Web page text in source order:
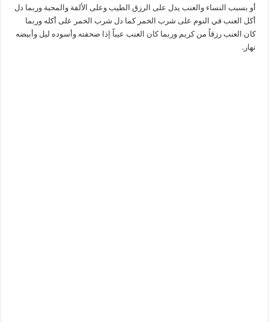
أو بسبب النساء والعنب يدل على الرزق الطيب وعلى الألفة والمحبة وربما دل
أكل العنب في النوم على شرب الخمر كما دل شرب الخمر على أكله وربما
كان العنب رزقاً من كريم وربما كان العنب عيباً إذا صحفته وأسوده ليل وأبيضه
نهار.